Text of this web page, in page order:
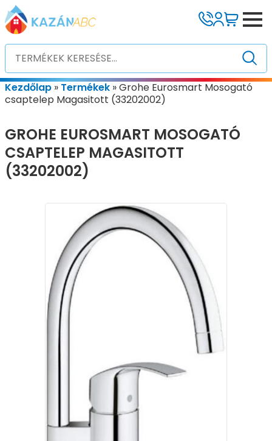
Kezdőlap » Termékek »Grohe Eurosmart Mosogató
csaptelep Magasitott (33202002)
GROHE EUROSMART MOSOGATÓ
CSAPTELEP MAGASITOTT
(33202002)